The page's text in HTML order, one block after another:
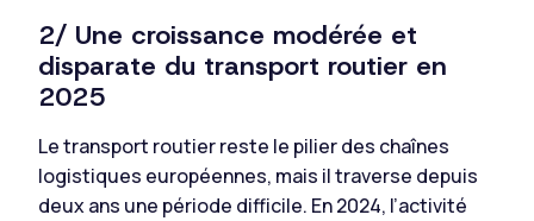
2/ Une croissance modérée et
disparate du transport routier en
2025
Le transport routier reste le pilier des chaînes
logistiques européennes, mais il traverse depuis
deux ans une période difficile. En 2024, l’activité